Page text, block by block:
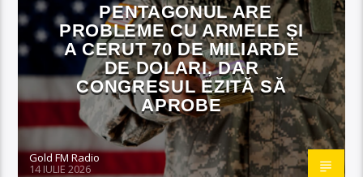
PENTAGONUL ARE
PROBLEME CU ARMELE ȘI
A CERUT 70 DE MILIARDE
DE DOLARI, DAR
CONGRESUL EZITĂ SĂ
APROBE
Gold FM Radio
14 IULIE 2026